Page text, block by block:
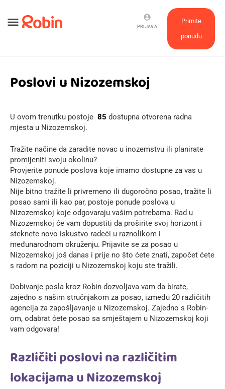
menu
Primite
ponudu
account_circle
PRIJAVA
Poslovi u Nizozemskoj
U ovom trenutku postoje 85 dostupna otvorena radna
mjesta u Nizozemskoj.
Tražite načine da zaradite novac u inozemstvu ili planirate
promijeniti svoju okolinu?
Provjerite ponude poslova koje imamo dostupne za vas u
Nizozemskoj.
Nije bitno tražite li privremeno ili dugoročno posao, tražite li
posao sami ili kao par, postoje ponude poslova u
Nizozemskoj koje odgovaraju vašim potrebama. Rad u
Nizozemskoj će vam dopustiti da proširite svoj horizont i
steknete novo iskustvo radeći u raznolikom i
međunarodnom okruženju. Prijavite se za posao u
Nizozemskoj još danas i prije no što ćete znati, započet ćete
s radom na poziciji u Nizozemskoj koju ste tražili.
Dobivanje posla kroz Robin dozvoljava vam da birate,
zajedno s našim stručnjakom za posao, između 20 različitih
agencija za zapošljavanje u Nizozemskoj. Zajedno s Robin-
om, odabrat ćete posao sa smještajem u Nizozemskoj koji
vam odgovara!
Različiti poslovi na različitim
lokacijama u Nizozemskoj